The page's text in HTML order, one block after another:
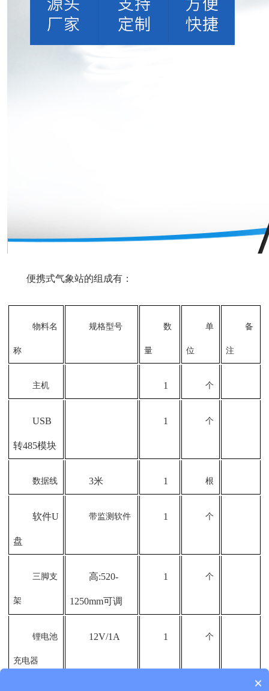
便携式气象站的组成有：
物料名
称
规格型号 数
量
单
位
备
注
主机 1 个
USB
转485模块
1 个
数据线 3米 1 根
软件U
盘
带监测软件 1 个
三脚支
架
高:520-
1250mm可调
1 个
锂电池
充电器
12V/1A 1 个
质保时间是多久？
×